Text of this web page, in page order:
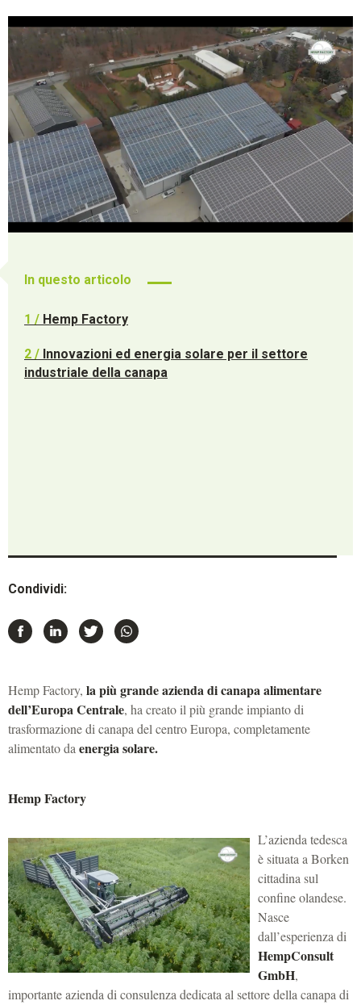
In questo articolo
1 / Hemp Factory
2 / Innovazioni ed energia solare per il settore
industriale della canapa
Condividi:
Hemp Factory, la più grande azienda di canapa alimentare
dell’Europa Centrale, ha creato il più grande impianto di
trasformazione di canapa del centro Europa, completamente
alimentato daenergia solare.
Hemp Factory
L’azienda tedesca
è situata a Borken
cittadina sul
confine olandese.
Nasce
dall’esperienza di
HempConsult
GmbH,
importante azienda di consulenza dedicata al settore della canapa di